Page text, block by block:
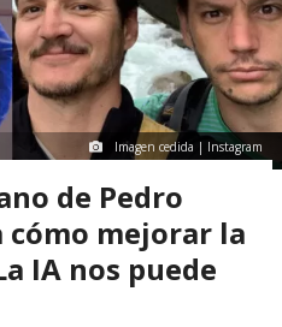
Imagen cedida | Instagram
de Pedro
cómo mejorar la
IA nos puede